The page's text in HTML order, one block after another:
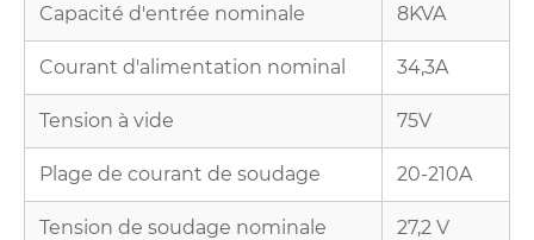
Capacité d'entrée nominale 8KVA
Courant d'alimentation nominal 34,3A
Tension à vide 75V
Plage de courant de soudage 20-210A
Tension de soudage nominale 27,2 V